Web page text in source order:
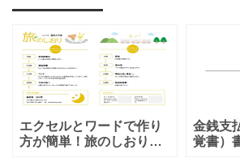
エクセルとワードで作り
方が簡単！旅のしおり
金銭支
覚書）